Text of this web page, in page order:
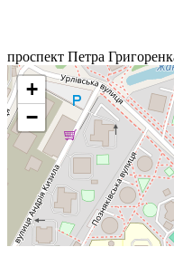
проспект Петра
+
−